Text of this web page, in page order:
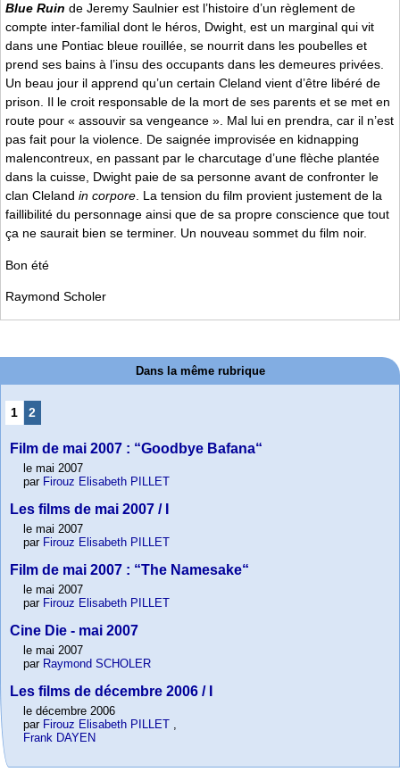
Blue Ruin de Jeremy Saulnier est l’histoire d’un règlement de
compte inter-familial dont le héros, Dwight, est un marginal qui vit
dans une Pontiac bleue rouillée, se nourrit dans les poubelles et
prend ses bains à l’insu des occupants dans les demeures privées.
Un beau jour il apprend qu’un certain Cleland vient d’être libéré de
prison. Il le croit responsable de la mort de ses parents et se met en
route pour « assouvir sa vengeance ». Mal lui en prendra, car il n’est
pas fait pour la violence. De saignée improvisée en kidnapping
malencontreux, en passant par le charcutage d’une flèche plantée
dans la cuisse, Dwight paie de sa personne avant de confronter le
clan Cleland in corpore. La tension du film provient justement de la
faillibilité du personnage ainsi que de sa propre conscience que tout
ça ne saurait bien se terminer. Un nouveau sommet du film noir.
Bon été
Raymond Scholer
Dans la même rubrique
1 2
Film de mai 2007 : “Goodbye Bafana“
le mai 2007
par Firouz Elisabeth PILLET
Les films de mai 2007 / I
le mai 2007
par Firouz Elisabeth PILLET
Film de mai 2007 : “The Namesake“
le mai 2007
par Firouz Elisabeth PILLET
Cine Die - mai 2007
le mai 2007
par Raymond SCHOLER
Les films de décembre 2006 / I
le décembre 2006
par Firouz Elisabeth PILLET
Frank DAYEN